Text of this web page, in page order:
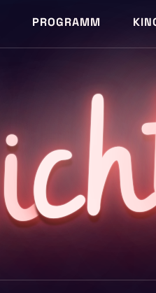
PROGRAMM